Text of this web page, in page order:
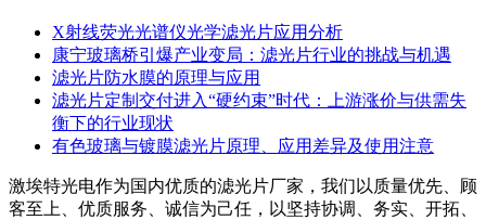
X射线荧光光谱仪光学滤光片应用分析
康宁玻璃桥引爆产业变局：滤光片行业的挑战与机遇
滤光片防水膜的原理与应用
滤光片定制交付进入“硬约束”时代：上游涨价与供需失
衡下的行业现状
有色玻璃与镀膜滤光片原理、应用差异及使用注意
激埃特光电作为国内优质的滤光片厂家，我们以质量优先、顾
客至上、优质服务、诚信为己任，以坚持协调、务实、开拓、